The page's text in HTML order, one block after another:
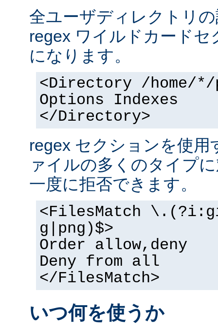
全ユーザディレクトリ
regex ワイルドカード
になります。
<Directory /home/
Options Indexes
</Directory>
regex セクションを使
ァイルの多くのタイプ
一度に拒否できます。
<FilesMatch
g|png)$>
Order allow,deny
Deny from all
</FilesMatch>
いつ何を使うか